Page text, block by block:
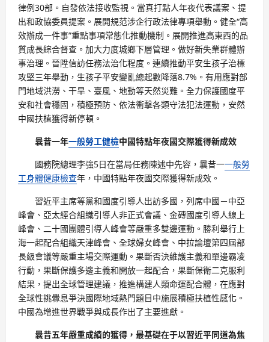
律例30部。自發依法接收監視。當真打點人年夜代表議案、提
出和政協委員提案。展開規范涉企行政法律專項舉動。健全“高
效辦成一件事”重點事項常態化推動機制。展開推進高東西的品
質成長綜合督查。加大力度城鄉下層管理。做好新失業群體辦
事治理。晉陞信訪任務法治化程度。連續推動平安生孩子治標
攻堅三年舉動，生孩子平安變亂總起數降落8.7%。有用應對部
門地域洪澇、干旱、臺風、地動等天然災難。全力保護國度平
安和社會穩固，積極預防、依法衝擊各類守法犯法運動，安然
中國扶植獲得新停頓。
曩昔一年一般勞工健檢中國特點年夜國交際獲得新成效
國務院總理李強5日在當局任務陳述中先容，曩昔一一般勞
工身體健康檢查年，中國特點年夜國交際獲得新成效。
習近平主席等黨和國度引導人出訪多國，列席中國－中亞
峰會、亞太經合組織引導人非正式會議、金磚國度引導人線上
峰會、二十國團體引導人峰會等嚴重多雙邊運動。勝利舉行上
海一起配合組織天津峰會、全球婦女峰會、中拉論壇第四屆部
長級會議等嚴重主場交際運動。果斷否決維護主義和單邊霸凌
行動，果斷保護多邊主義和開放一起配合，果斷保衛二克服利
結果，提出全球管理建議，推進構建人類命運配合體，在應對
全球性挑釁息爭決國際地域熱門題目中施展積極扶植性感化。
中國為增進世界戰爭與成長作出了主要進獻。
曩昔五年嚴重成績的獲得，最基礎在于以習近平同道為焦